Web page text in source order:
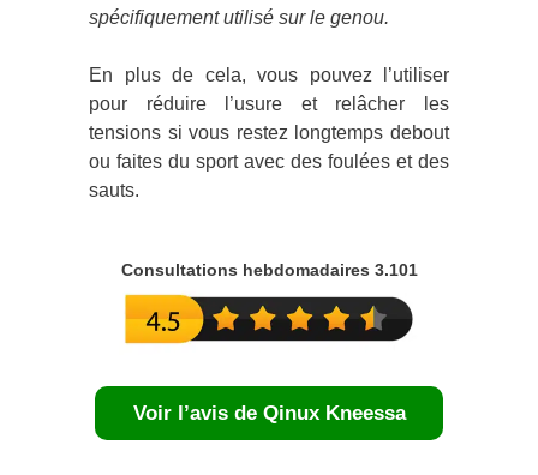
spécifiquement utilisé sur le genou.
En plus de cela, vous pouvez l’utiliser
pour réduire l’usure et relâcher les
tensions si vous restez longtemps debout
ou faites du sport avec des foulées et des
sauts.
Consultations hebdomadaires 3.101
Voir l’avis de Qinux Kneessa